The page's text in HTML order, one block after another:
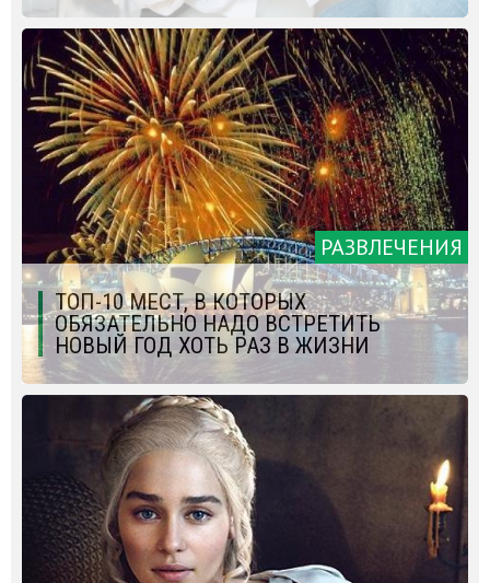
РАЗВЛЕЧЕНИЯ
ТОП-10 МЕСТ, В КОТОРЫХ
ОБЯЗАТЕЛЬНО НАДО ВСТРЕТИТЬ
НОВЫЙ ГОД ХОТЬ РАЗ В ЖИЗНИ